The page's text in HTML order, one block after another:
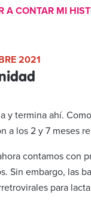
A CONTAR MI
2021
y termina ahí.
a los 2 y 7 meses
contamos con
Sin embargo, las
para